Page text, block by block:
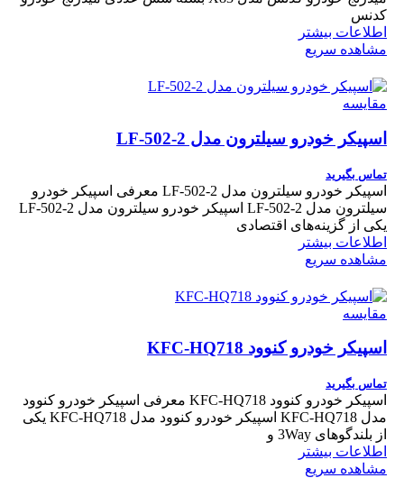
کدنس
اطلاعات بیشتر
مشاهده سریع
مقایسه
اسپیکر خودرو سیلترون مدل LF-502-2
تماس بگیرید
اسپیکر خودرو سیلترون مدل LF-502-2 معرفی اسپیکر خودرو
سیلترون مدل LF-502-2 اسپیکر خودرو سیلترون مدل LF-502-2
یکی از گزینه‌های اقتصادی
اطلاعات بیشتر
مشاهده سریع
مقایسه
اسپیکر خودرو کنوود KFC-HQ718
تماس بگیرید
اسپیکر خودرو کنوود KFC-HQ718 معرفی اسپیکر خودرو کنوود
مدل KFC-HQ718 اسپیکر خودرو کنوود مدل KFC-HQ718 یکی
از بلندگوهای 3Way و
اطلاعات بیشتر
مشاهده سریع